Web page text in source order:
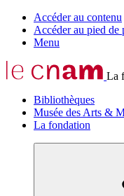
Accéder au contenu
Accéder au pied de
Menu
La
Bibliothèques
Musée des Arts &
La fondation